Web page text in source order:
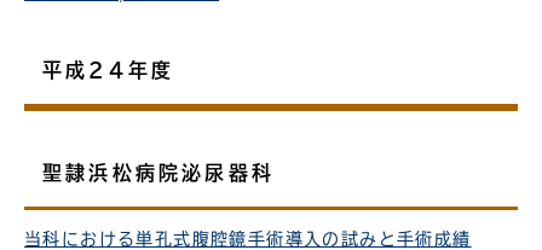
平成24年度
聖隷浜松病院泌尿器科
当科における単孔式腹腔鏡手術導入の試みと手術成績